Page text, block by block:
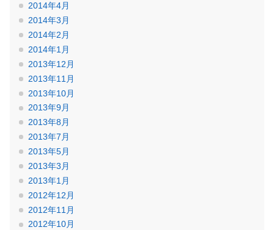
2014年4月
2014年3月
2014年2月
2014年1月
2013年12月
2013年11月
2013年10月
2013年9月
2013年8月
2013年7月
2013年5月
2013年3月
2013年1月
2012年12月
2012年11月
2012年10月